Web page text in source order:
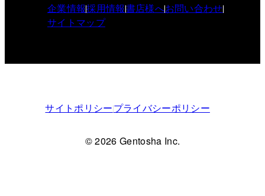
企業情報採用情報書店様へお問い合わせ
サイトマップ
サイトポリシープライバシーポリシー
© 2026 Gentosha Inc.